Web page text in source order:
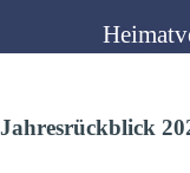
Jahresrückblick